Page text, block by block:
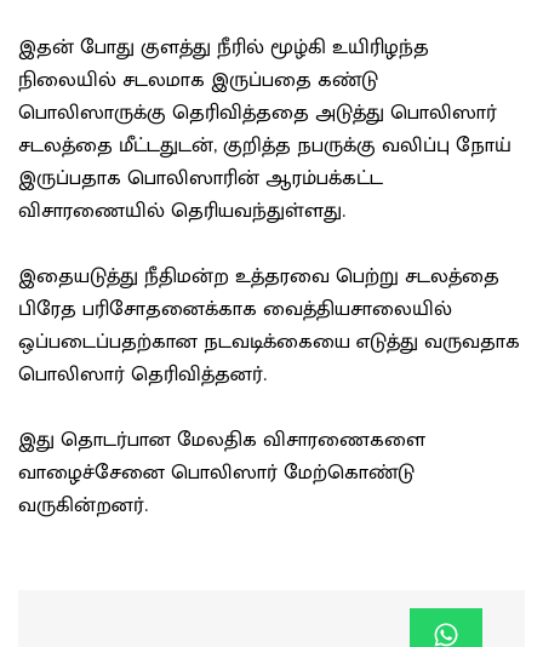
இதன் போது குளத்து நீரில் மூழ்கி உயிரிழந்த
நிலையில் சடலமாக இருப்பதை கண்டு
பொலிஸாருக்கு தெரிவித்ததை அடுத்து பொலிஸார்
சடலத்தை மீட்டதுடன், குறித்த நபருக்கு வலிப்பு நோய்
இருப்பதாக பொலிஸாரின் ஆரம்பக்கட்ட
விசாரணையில் தெரியவந்துள்ளது.
இதையடுத்து நீதிமன்ற உத்தரவை பெற்று சடலத்தை
பிரேத பரிசோதனைக்காக வைத்தியசாலையில்
ஒப்படைப்பதற்கான நடவடிக்கையை எடுத்து வருவதாக
பொலிஸார் தெரிவித்தனர்.
இது தொடர்பான மேலதிக விசாரணைகளை
வாழைச்சேனை பொலிஸார் மேற்கொண்டு
வருகின்றனர்.